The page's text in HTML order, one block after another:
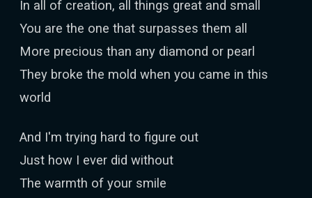
In all of creation, all things great and small
You are the one that surpasses them all
More precious than any diamond or pearl
They broke the mold when you came in this
world
And I'm trying hard to figure out
Just how I ever did without
The warmth of your smile